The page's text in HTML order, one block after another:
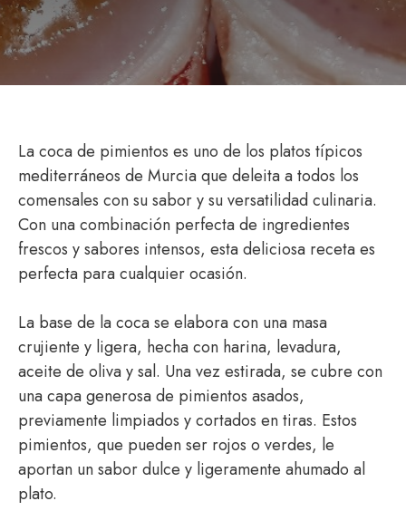
La coca de pimientos es uno de los platos típicos
mediterráneos de Murcia que deleita a todos los
comensales con su sabor y su versatilidad culinaria.
Con una combinación perfecta de ingredientes
frescos y sabores intensos, esta deliciosa receta es
perfecta para cualquier ocasión.
La base de la coca se elabora con una masa
crujiente y ligera, hecha con harina, levadura,
aceite de oliva y sal. Una vez estirada, se cubre con
una capa generosa de pimientos asados,
previamente limpiados y cortados en tiras. Estos
pimientos, que pueden ser rojos o verdes, le
aportan un sabor dulce y ligeramente ahumado al
plato.